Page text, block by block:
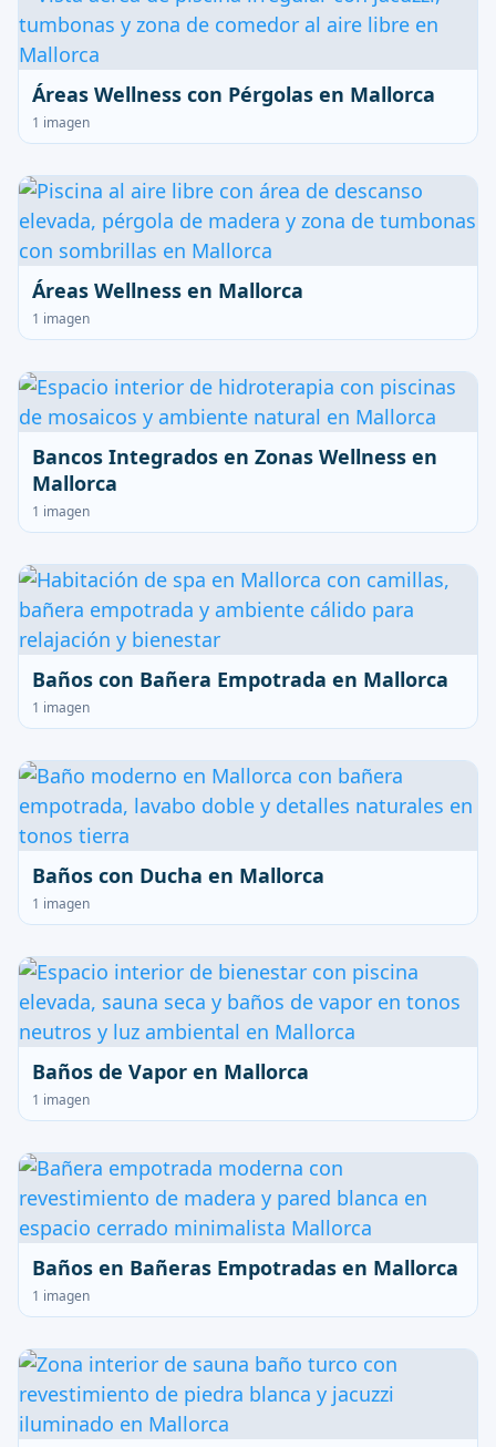
Áreas Wellness con Pérgolas en Mallorca
1 imagen
Áreas Wellness en Mallorca
1 imagen
Bancos Integrados en Zonas Wellness en
Mallorca
1 imagen
Baños con Bañera Empotrada en Mallorca
1 imagen
Baños con Ducha en Mallorca
1 imagen
Baños de Vapor en Mallorca
1 imagen
Baños en Bañeras Empotradas en Mallorca
1 imagen